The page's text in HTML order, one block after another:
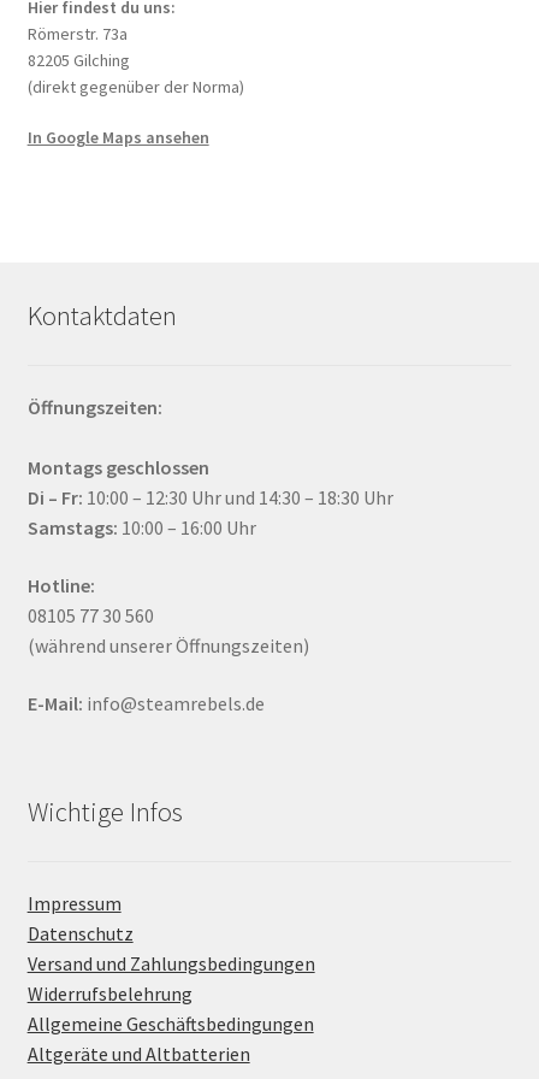
Hier findest du uns:
Römerstr. 73a
82205 Gilching
(direkt gegenüber der Norma)
In Google Maps ansehen
Kontaktdaten
Öffnungszeiten:
Montags geschlossen
Di – Fr: 10:00 – 12:30 Uhr und 14:30 – 18:30 Uhr
Samstags: 10:00 – 16:00 Uhr
Hotline:
08105 77 30 560
(während unserer Öffnungszeiten)
E-Mail: info@steamrebels.de
Wichtige Infos
Impressum
Datenschutz
Versand und Zahlungsbedingungen
Widerrufsbelehrung
Allgemeine Geschäftsbedingungen
Altgeräte und Altbatterien